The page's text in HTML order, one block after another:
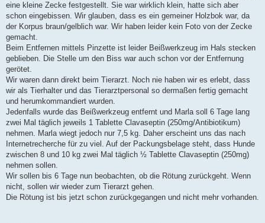
eine kleine Zecke festgestellt. Sie war wirklich klein, hatte sich aber
schon eingebissen. Wir glauben, dass es ein gemeiner Holzbok war, da
der Korpus braun/gelblich war. Wir haben leider kein Foto von der Zecke
gemacht.
Beim Entfernen mittels Pinzette ist leider Beißwerkzeug im Hals stecken
geblieben. Die Stelle um den Biss war auch schon vor der Entfernung
gerötet.
Wir waren dann direkt beim Tierarzt. Noch nie haben wir es erlebt, dass
wir als Tierhalter und das Tierarztpersonal so dermaßen fertig gemacht
und herumkommandiert wurden.
Jedenfalls wurde das Beißwerkzeug entfernt und Marla soll 6 Tage lang
zwei Mal täglich jeweils 1 Tablette Clavaseptin (250mg/Antibiotikum)
nehmen. Marla wiegt jedoch nur 7,5 kg. Daher erscheint uns das nach
Internetrecherche für zu viel. Auf der Packungsbelage steht, dass Hunde
zwischen 8 und 10 kg zwei Mal täglich ½ Tablette Clavaseptin (250mg)
nehmen sollen.
Wir sollen bis 6 Tage nun beobachten, ob die Rötung zurückgeht. Wenn
nicht, sollen wir wieder zum Tierarzt gehen.
Die Rötung ist bis jetzt schon zurückgegangen und nicht mehr vorhanden.